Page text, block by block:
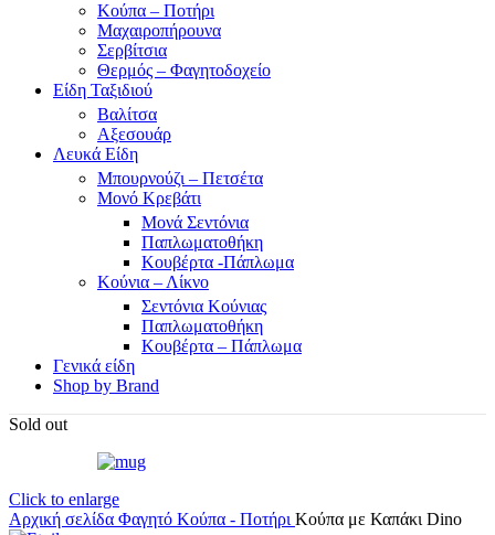
Κούπα – Ποτήρι
Μαχαιροπήρουνα
Σερβίτσια
Θερμός – Φαγητοδοχείο
Είδη Ταξιδιού
Βαλίτσα
Αξεσουάρ
Λευκά Είδη
Μπουρνούζι – Πετσέτα
Μονό Κρεβάτι
Μονά Σεντόνια
Παπλωματοθήκη
Κουβέρτα -Πάπλωμα
Κούνια – Λίκνο
Σεντόνια Κούνιας
Παπλωματοθήκη
Κουβέρτα – Πάπλωμα
Γενικά είδη
Shop by Brand
Sold out
Click to enlarge
Αρχική σελίδα Φαγητό Κούπα - Ποτήρι Κούπα με Καπάκι Dino